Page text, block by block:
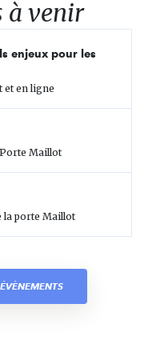
à venir
enjeux pour les
et en ligne
Maillot
la porte Maillot